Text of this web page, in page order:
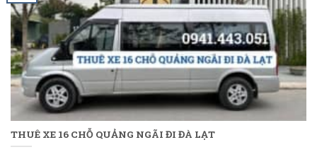
THUÊ XE 16 CHỖ QUẢNG NGÃI ĐI ĐÀ LẠT